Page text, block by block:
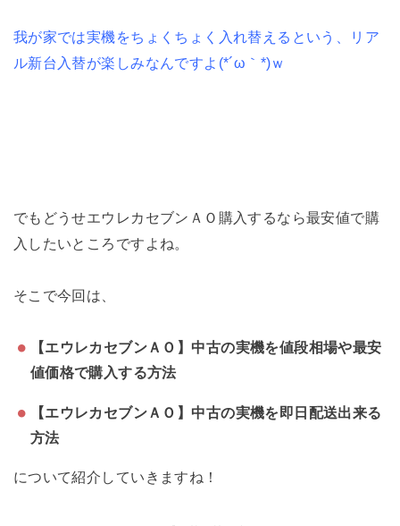
我が家では実機をちょくちょく入れ替えるという、リア
ル新台入替が楽しみなんですよ(*´ω｀*)ｗ
でもどうせエウレカセブンＡＯ購入するなら最安値で購
入したいところですよね。
そこで今回は、
【エウレカセブンＡＯ】中古の実機を値段相場や最安
値価格で購入する方法
【エウレカセブンＡＯ】中古の実機を即日配送出来る
方法
について紹介していきますね！